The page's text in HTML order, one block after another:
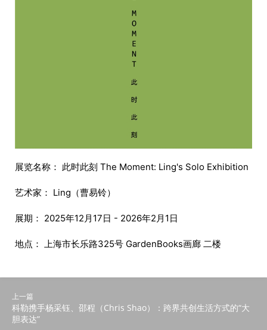
展览名称： 此时此刻 The Moment: Ling's Solo Exhibition
艺术家： Ling（曹易铃）
展期： 2025年12月17日 - 2026年2月1日
地点： 上海市长乐路325号 GardenBooks画廊 二楼
上一篇
科勒携手杨采钰、邵程（Chris Shao）：跨界共创生活方式的“大
胆表达”